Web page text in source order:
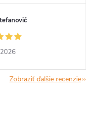
Zobraziť ďalšie recenzie